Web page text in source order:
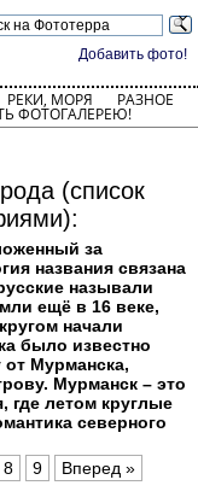
Добавить фото!
РЕКИ, МОРЯ РАЗНОЕ
ФОТОГАЛЕРЕЮ!
(список
за
названия связана
называли
ещё в 16 веке,
начали
было известно
от Мурманска,
Мурманск – это
где летом круглые
северного
8 9 Вперед »